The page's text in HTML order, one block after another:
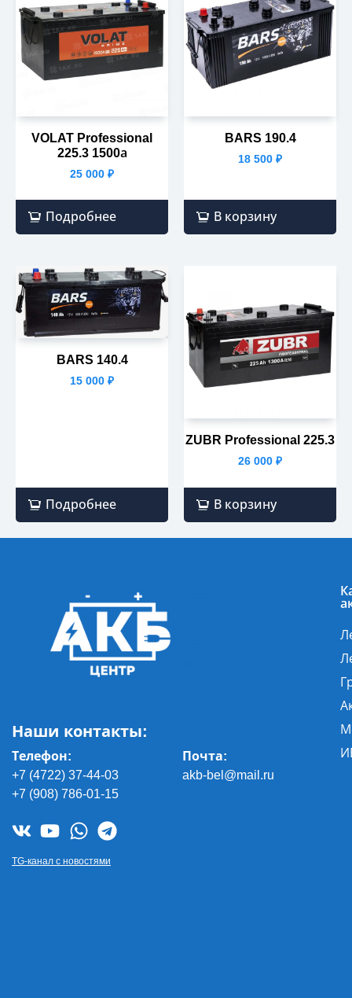
VOLAT Professional
225.3 1500а
25 000 ₽
Подробнее
BARS 190.4
18 500 ₽
В корзину
BARS 140.4
15 000 ₽
Подробнее
ZUBR Professional 225.3
26 000 ₽
В корзину
Наши контакты:
Телефон:
+7 (4722) 37-44-03
+7 (908) 786-01-15
Почта:
akb-bel@mail.ru
TG-канал с новостями